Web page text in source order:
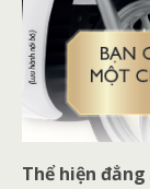
Thể hiện